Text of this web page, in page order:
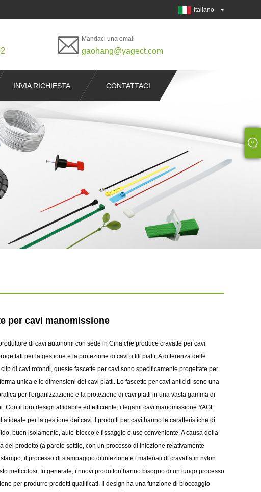
Italiano
Mandaci una email
gaohang@yagect.com
INVIA RICHIESTA CONTATTACI
per cavi manomissione
di cavi autonomi con sede in Cina che produce cravatte per cavi
per la gestione e la protezione di cavi o fili piatti. A differenza delle
di cavi rotondi, queste fascette per cavi sono specificamente progettate per
unica e le dimensioni dei cavi piatti. Le fascette per cavi anticidi sono una
per l'organizzazione e la protezione di cavi piatti in una vasta gamma di
Con il loro design affidabile ed efficiente, i legami cavi manomissione YAGE
ideale per la gestione dei cavi. I prodotti per cavi hanno le caratteristiche di
buon isolamento, auto-blocco e fissaggio e uso conveniente. A causa della
del prodotto (a parete sottile, con un processo di iniezione relativamente
il processo di stampaggio di iniezione e i materiali di cravatta in nylon
meticolosi. In generale, i nuovi produttori hanno bisogno di un lungo processo
per produrre prodotti qualificati. Il design ha una funzione di bloccaggio